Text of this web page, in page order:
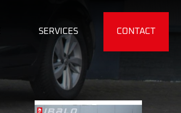
SERVICES CONTACT